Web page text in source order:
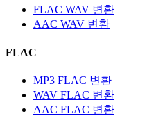
FLAC WAV 변환
AAC WAV 변환
FLAC
MP3 FLAC 변환
WAV FLAC 변환
AAC FLAC 변환